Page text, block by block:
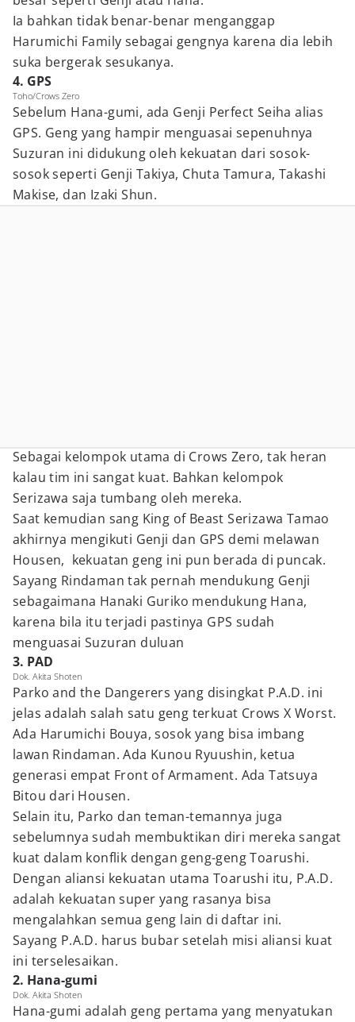
Ia bahkan tidak benar-benar menganggap
Harumichi Family sebagai gengnya karena dia lebih
suka bergerak sesukanya.
4. GPS
Toho/Crows Zero
Sebelum Hana-gumi, ada Genji Perfect Seiha alias
GPS. Geng yang hampir menguasai sepenuhnya
Suzuran ini didukung oleh kekuatan dari sosok-
sosok seperti Genji Takiya, Chuta Tamura, Takashi
Makise, dan Izaki Shun.
Sebagai kelompok utama di Crows Zero, tak heran
kalau tim ini sangat kuat. Bahkan kelompok
Serizawa saja tumbang oleh mereka.
Saat kemudian sang King of Beast Serizawa Tamao
akhirnya mengikuti Genji dan GPS demi melawan
Housen, kekuatan geng ini pun berada di puncak.
Sayang Rindaman tak pernah mendukung Genji
sebagaimana Hanaki Guriko mendukung Hana,
karena bila itu terjadi pastinya GPS sudah
menguasai Suzuran duluan
3. PAD
Dok. Akita Shoten
Parko and the Dangerers yang disingkat P.A.D. ini
jelas adalah salah satu geng terkuat Crows X Worst.
Ada Harumichi Bouya, sosok yang bisa imbang
lawan Rindaman. Ada Kunou Ryuushin, ketua
generasi empat Front of Armament. Ada Tatsuya
Bitou dari Housen.
Selain itu, Parko dan teman-temannya juga
sebelumnya sudah membuktikan diri mereka sangat
kuat dalam konflik dengan geng-geng Toarushi.
Dengan aliansi kekuatan utama Toarushi itu, P.A.D.
adalah kekuatan super yang rasanya bisa
mengalahkan semua geng lain di daftar ini.
Sayang P.A.D. harus bubar setelah misi aliansi kuat
ini terselesaikan.
2. Hana-gumi
Dok. Akita Shoten
Hana-gumi adalah geng pertama yang menyatukan